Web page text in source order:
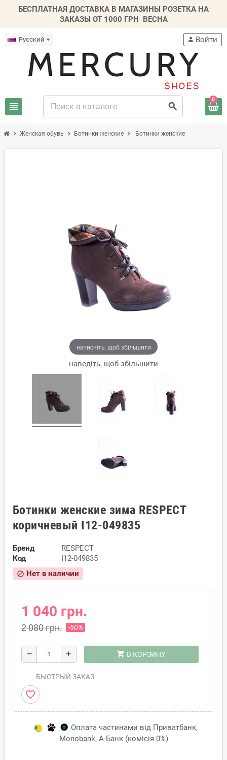
БЕСПЛАТНАЯ ДОСТАВКА В МАГАЗИНЫ РОЗЕТКА НА
ЗАКАЗЫ ОТ 1000 ГРН ВЕСНА
Русский
view_headline search
person Войти
0
chevron_right Женская обувь chevron_right Ботинки женские chevron_right Ботинки женские
натисніть, щоб збільшити
наведіть, щоб збільшити
Ботинки женские зима RESPECT
коричневый I12-049835
Бренд
RESPECT
Код
I12-049835
block Нет в наличии
1 040 грн.
2 080 грн. -50%
remove add shopping_cart В КОРЗИНУ
БЫСТРЫЙ ЗАКАЗ
favorite_border
Оплата частинами від Приватбанк,
Monobank, А-Банк (комісія 0%)